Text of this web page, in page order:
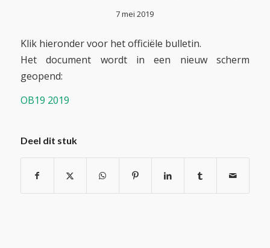
7 mei 2019
Klik hieronder voor het officiële bulletin.
Het document wordt in een nieuw scherm
geopend:
OB19 2019
Deel dit stuk